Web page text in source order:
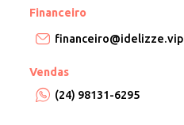
Financeiro
financeiro@idelizze.vip
Vendas
(24) 98131-6295